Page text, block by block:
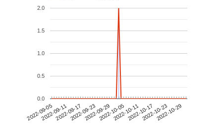
2022-09-052022-09-112022-09-172022-09-232022-09-292022-10-052022-10-112022-10-172022-10-232022-10-29
0.0
0.5
1.0
1.5
2.0